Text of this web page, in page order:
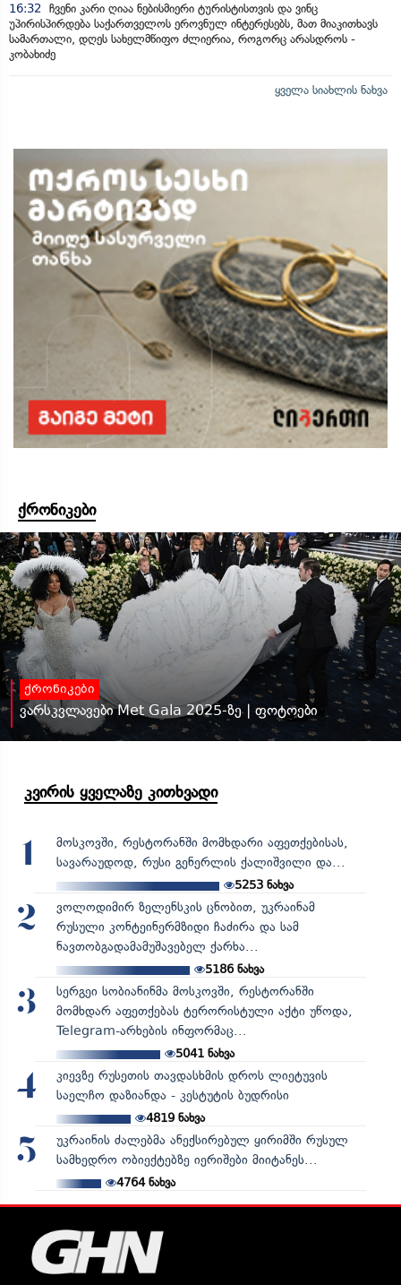
16:32
ჩვენი კარი ღიაა ნებისმიერი ტურისტისთვის და ვინც
უპირისპირდება საქართველოს ეროვნულ ინტერესებს, მათ მიაკითხავს
სამართალი, დღეს სახელმწიფო ძლიერია, როგორც არასდროს -
კობახიძე
ყველა სიახლის ნახვა
ქრონიკები
ქრონიკები
ვარსკვლავები Met Gala 2025-ზე | ფოტოები
კვირის ყველაზე კითხვადი
1
მოსკოვში, რესტორანში მომხდარი აფეთქებისას,
სავარაუდოდ, რუსი გენერლის ქალიშვილი და...
5253 ნახვა
2
ვოლოდიმირ ზელენსკის ცნობით, უკრაინამ
რუსული კონტეინერმზიდი ჩაძირა და სამ
ნავთობგადამამუშავებელ ქარხა...
5186ნახვა
3
სერგეი სობიანინმა მოსკოვში, რესტორანში
მომხდარ აფეთქებას ტერორისტული აქტი უწოდა,
Telegram-არხების ინფორმაც...
5041ნახვა
4
კიევზე რუსეთის თავდასხმის დროს ლიეტუვის
საელჩო დაზიანდა - კესტუტის ბუდრისი
4819ნახვა
5
უკრაინის ძალებმა ანექსირებულ ყირიმში რუსულ
სამხედრო ობიექტებზე იერიშები მიიტანეს...
4764ნახვა